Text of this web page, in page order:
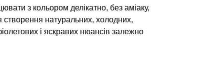
з кольором делікатно, без аміаку,
створення натуральних, холодних,
і яскравих нюансів залежно